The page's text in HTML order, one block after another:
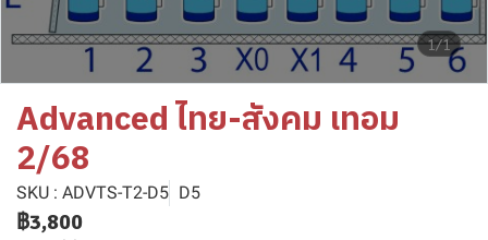
1/1
Advanced ไทย-สังคม เทอม
2/68
SKU : ADVTS-T2-D5 D5
฿3,800